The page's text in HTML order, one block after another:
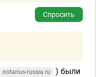
Спросить
notarius-russia.ru
) были